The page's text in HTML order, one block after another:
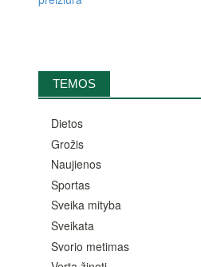
TEMOS
Dietos
Grožis
Naujienos
Sportas
Sveika mityba
Sveikata
Svorio metimas